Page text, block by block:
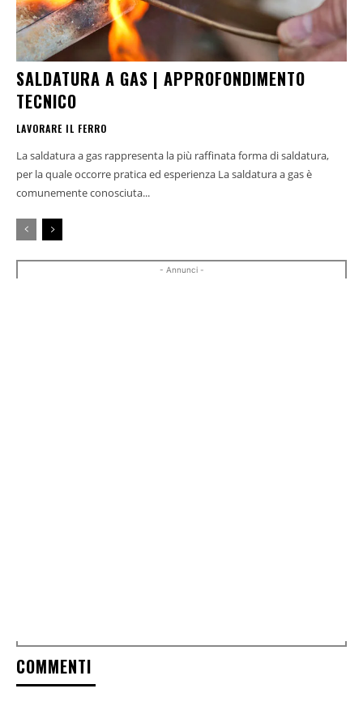
SALDATURA A GAS | APPROFONDIMENTO
TECNICO
LAVORARE IL FERRO
La saldatura a gas rappresenta la più raffinata forma di saldatura,
per la quale occorre pratica ed esperienza La saldatura a gas è
comunemente conosciuta...
- Annunci -
COMMENTI